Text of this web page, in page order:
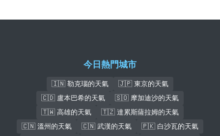
今日熱門城市
🇮🇳 勒克瑙的天氣
🇯🇵 東京的天氣
🇨🇩 盧本巴希的天氣
🇸🇴 摩加迪沙的天氣
🇹🇼 高雄的天氣
🇹🇿 達累斯薩拉姆的天氣
🇨🇳 溫州的天氣
🇨🇳 武漢的天氣
🇵🇰 白沙瓦的天氣